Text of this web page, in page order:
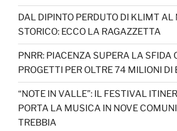
DAL DIPINTO PERDUTO DI KLIMT AL
STORICO: ECCO LA RAGAZZETTA
PNRR: PIACENZA SUPERA LA SFIDA
PROGETTI PER OLTRE 74 MILIONI DI
“NOTE IN VALLE”: IL FESTIVAL
PORTA LA MUSICA IN NOVE
TREBBIA